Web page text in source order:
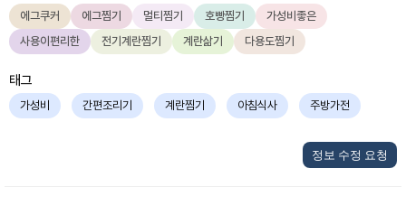
에그쿠커 에그찜기 멀티찜기 호빵찜기
가성비좋은
사용이편리한
전기계란찜기 계란삶기 다용도찜기
태그
가성비 간편조리기 계란찜기 아침식사 주방가전
정보 수정 요청